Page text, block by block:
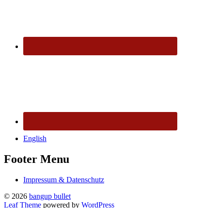
English
Footer Menu
Impressum & Datenschutz
© 2026 bangup bullet
Leaf Theme powered by WordPress